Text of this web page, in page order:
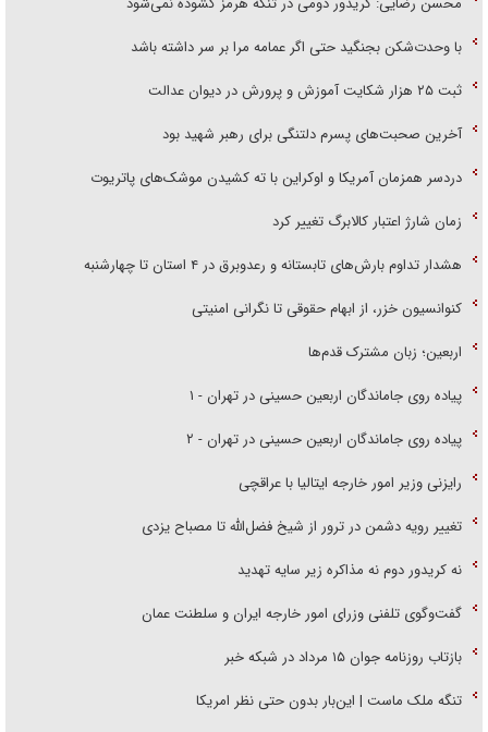
با وحدت‌شکن بجنگید حتی اگر عمامه مرا بر سر داشته باشد
ثبت ۲۵ هزار شکایت آموزش و پرورش در دیوان عدالت
آخرین صحبت‌های پسرم دلتنگی برای رهبر شهید بود
دردسر همزمان آمریکا و اوکراین با ته کشیدن موشک‌های پاتریوت
زمان شارژ اعتبار کالابرگ تغییر کرد
هشدار تداوم بارش‌های تابستانه و رعدوبرق در ۴ استان تا چهارشنبه
کنوانسیون خزر، از ابهام حقوقی تا نگرانی امنیتی
اربعین؛ زبان مشترک قدم‌ها
پیاده روی جاماندگان اربعین حسینی در تهران - ۱
پیاده روی جاماندگان اربعین حسینی در تهران - ۲
رایزنی وزیر امور خارجه ایتالیا با عراقچی
تغییر رویه دشمن در ترور از شیخ فضل‌الله تا مصباح یزدی
نه کریدور دوم نه مذاکره زیر سایه تهدید
گفت‌وگوی تلفنی وزرای امور خارجه ایران و سلطنت عمان
بازتاب روزنامه جوان ۱۵ مرداد در شبکه خبر
تنگه ملک ماست | این‌بار بدون حتی نظر امریکا